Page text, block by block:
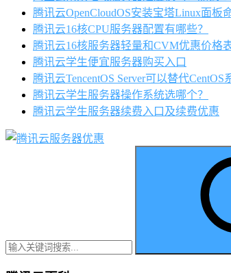
腾讯云OpenCloudOS安装宝塔Linux面板
腾讯云16核CPU服务器配置有哪些？
腾讯云16核服务器轻量和CVM优惠价格
腾讯云学生便宜服务器购买入口
腾讯云TencentOS Server可以替代CentOS
腾讯云学生服务器操作系统选哪个？
腾讯云学生服务器续费入口及续费优惠